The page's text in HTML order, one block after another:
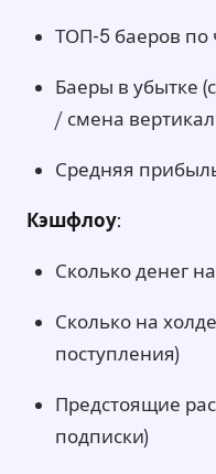
ТОП-5 баеров по
Баеры в убытке
/ смена
Средняя
Кэшфлоу:
Сколько денег
Сколько на
поступления)
Предстоящие
подписки)